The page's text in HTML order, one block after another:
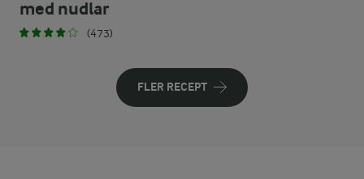
med nudlar
(473)
FLER RECEPT